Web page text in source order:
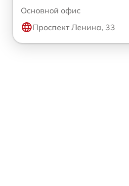
Основной офис
Проспект Ленина, 33